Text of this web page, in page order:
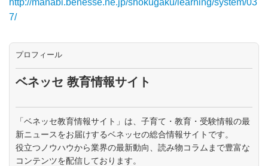
7/
プロフィール
ベネッセ 教育情報サイト
「ベネッセ教育情報サイト」は、子育て・教育・受験情報の最
新ニュースをお届けするベネッセの総合情報サイトです。
役立つノウハウから業界の最新動向、読み物コラムまで豊富な
コンテンツを配信しております。